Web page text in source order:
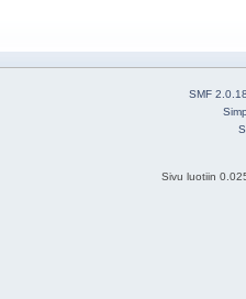
SMF
Sivu luotiin